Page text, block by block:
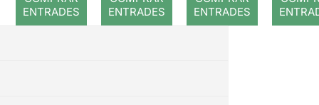
ENTRADES
ENTRADES
ENTRADES